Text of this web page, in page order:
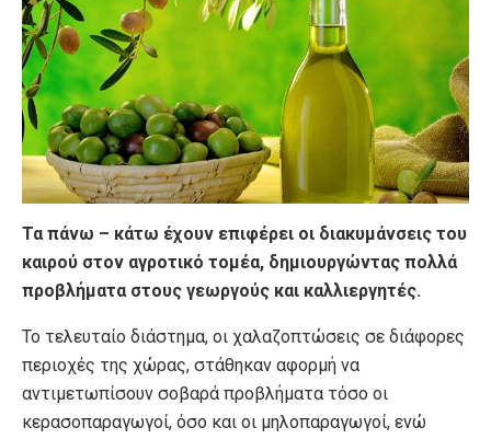
Τα πάνω – κάτω έχουν επιφέρει οι διακυμάνσεις του
καιρού στον αγροτικό τομέα, δημιουργώντας πολλά
προβλήματα στους γεωργούς και καλλιεργητές.
Το τελευταίο διάστημα, οι χαλαζοπτώσεις σε διάφορες
περιοχές της χώρας, στάθηκαν αφορμή να
αντιμετωπίσουν σοβαρά προβλήματα τόσο οι
κερασοπαραγωγοί, όσο και οι μηλοπαραγωγοί, ενώ